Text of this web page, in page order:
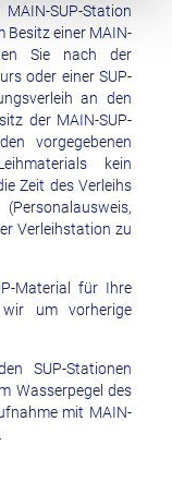
SUP-Station
Besitz einer MAIN-
Sie nach der
oder einer SUP-
an den
der MAIN-SUP-
vorgegebenen
kein
Zeit des Verleihs
Verleihstation zu
Material für Ihre
wir um vorherige
SUP-Stationen
Wasserpegel des
mit MAIN-